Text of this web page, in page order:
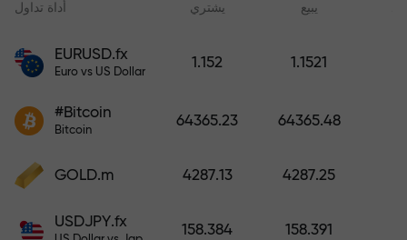
مطبعياً. كلما زاد مبلغ الإيداع، زادت
أداة تداول يشتري يبيع
EURUSD.fx
Euro vs US Dollar
1.152 1.1521
#Bitcoin
Bitcoin
64365.23 64365.48
GOLD.m 4287.13 4287.25
USDJPY.fx
158.384 158.391